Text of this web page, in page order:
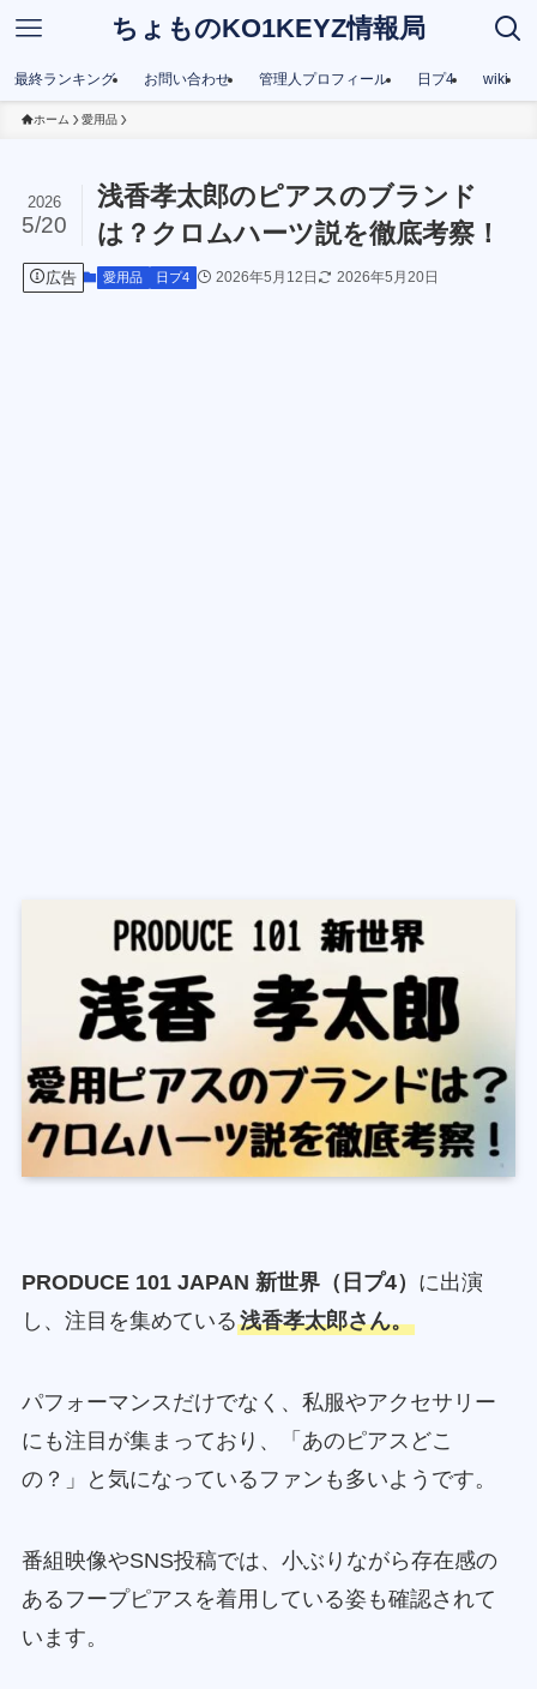
ちょものKO1KEYZ情報局
最終ランキング お問い合わせ 管理人プロフィール 日プ4 wiki
ホーム 愛用品
浅香孝太郎のピアスのブランド
は？クロムハーツ説を徹底考察！
2026
5/20
広告 愛用品 日プ4 2026年5月12日 2026年5月20日
PRODUCE 101 JAPAN 新世界（日プ4） に出演
し、注目を集めている浅香孝太郎さん。
パフォーマンスだけでなく、私服やアクセサリー
にも注目が集まっており、「あのピアスどこ
の？」と気になっているファンも多いようです。
番組映像やSNS投稿では、小ぶりながら存在感の
あるフープピアスを着用している姿も確認されて
います。